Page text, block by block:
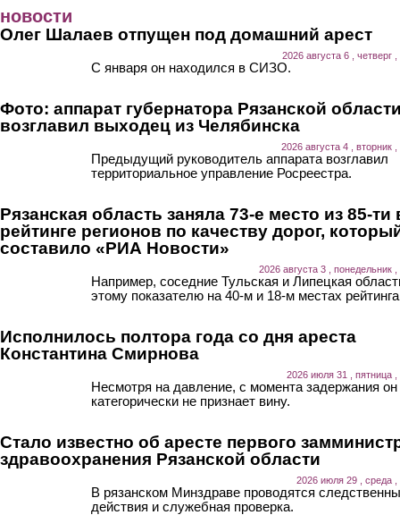
новости
Олег Шалаев отпущен под домашний арест
2026 августа 6 , четверг
С января он находился в СИЗО.
Фото: аппарат губернатора Рязанской
возглавил выходец из Челябинска
2026 августа 4 , вторник
Предыдущий руководитель аппарата возглавил
территориальное управление Росреестра.
Рязанская область заняла 73-е место из 85-ти
рейтинге регионов по качеству дорог,
составило «РИА Новости»
2026 августа 3 , понедельник ,
Например, соседние Тульская и Липецкая
этому показателю на 40-м и 18-м местах
Исполнилось полтора года со дня ареста
Константина Смирнова
2026 июля 31 , пятница ,
Несмотря на давление, с момента задержания он
категорически не признает вину.
Стало известно об аресте первого
здравоохранения Рязанской области
2026 июля 29 , среда ,
В рязанском Минздраве проводятся
действия и служебная проверка.